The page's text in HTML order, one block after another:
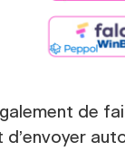
de
d’envoyer